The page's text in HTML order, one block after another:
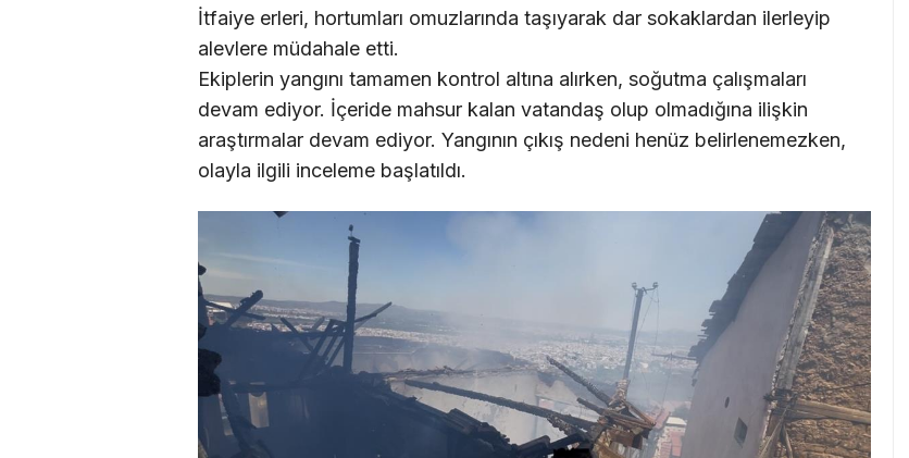
İtfaiye erleri, hortumları omuzlarında taşıyarak dar sokaklardan ilerleyip
alevlere müdahale etti.
Ekiplerin yangını tamamen kontrol altına alırken, soğutma çalışmaları
devam ediyor. İçeride mahsur kalan vatandaş olup olmadığına ilişkin
araştırmalar devam ediyor. Yangının çıkış nedeni henüz belirlenemezken,
olayla ilgili inceleme başlatıldı.